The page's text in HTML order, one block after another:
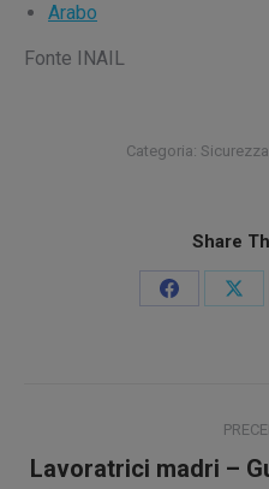
Arabo
Fonte INAIL
Categoria: Sicurezza
Share
Condividi
tra
Lavoratrici madri –